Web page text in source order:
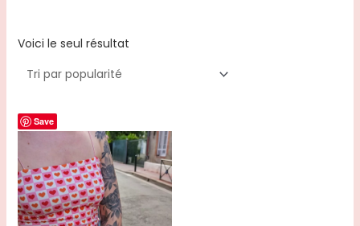
Voici le seul résultat
Save